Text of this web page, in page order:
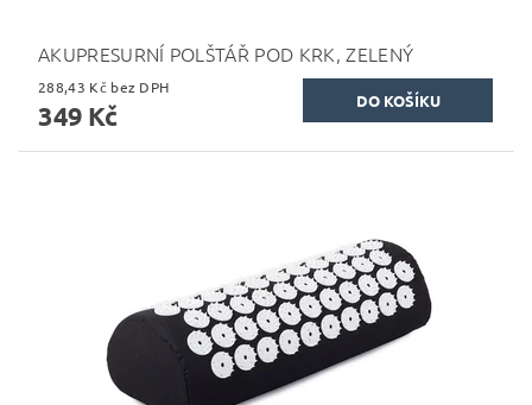
AKUPRESURNÍ POLŠTÁŘ POD KRK, ZELENÝ
288,43 Kč bez DPH
349 Kč